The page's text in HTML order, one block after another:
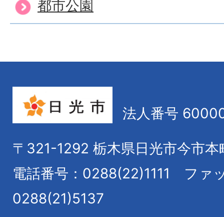
都市公園
法人番号
〒321-1292 栃木県日光市今市本
電話番号：0288(22)1111
ファ
0288(21)5137